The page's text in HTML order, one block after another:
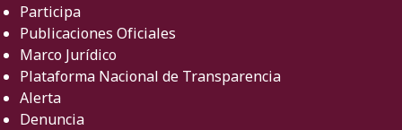
Participa
Publicaciones Oficiales
Marco Jurídico
Plataforma Nacional de Transparencia
Alerta
Denuncia